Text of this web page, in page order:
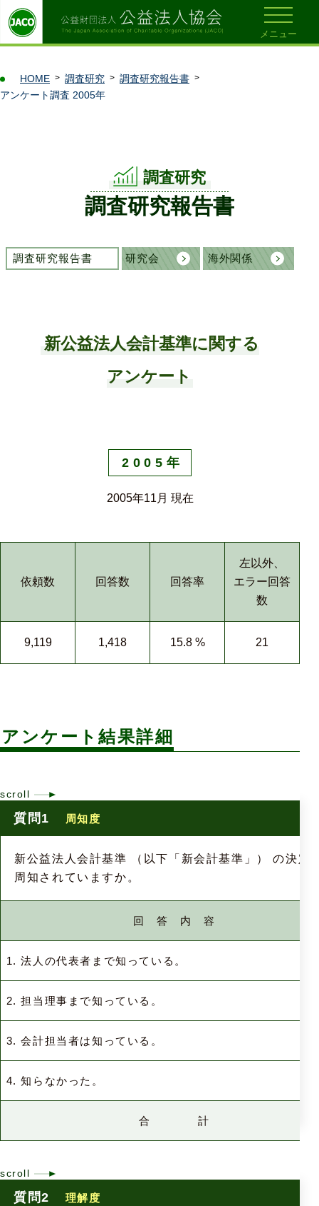
メニュー
HOME 調査研究
調査研究報告書
アンケート調査 2005年
調査研究
調査研究報告書
調査研究報告書 研究会 海外関係
新公益法人会計基準に関する
アンケート
2005年
2005年11月 現在
依頼数 回答数 回答率
左以外、
エラー回答
数
9,119 1,418 15.8 % 21
アンケート結果詳細
質問1 周知度
新公益法人会計基準 （以下「新会計基準」） の決定
周知されていますか。
回 答 内 容
1. 法人の代表者まで知っている。
2. 担当理事まで知っている。
3. 会計担当者は知っている。
4. 知らなかった。
合 計
質問2 理解度